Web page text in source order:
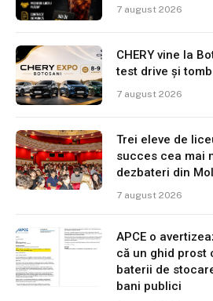
7 august 2026
CHERY vine la
test drive și
7 august 2026
Trei eleve de
succes cea mai
dezbateri din
7 august 2026
APCE o
că un ghid prost
baterii de
bani publici